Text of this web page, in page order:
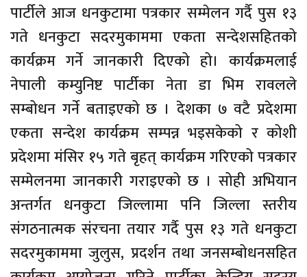
पार्टीले आज धनकुटामा पत्रकार सम्मेलन गर्दै पुस १३
गते धनकुटा सदरमुकाममा एकता सन्देशसहितको
कार्यक्रम गर्ने जानकारी दिएको हो। कार्यक्रमलाई
नेपाली कम्युनिष्ट पार्टीका नेता डा भिम रावलले
सम्बोधन गर्ने बताइएको छ । देशका ७ वटै प्रदेशमा
एकता सन्देश कार्यक्रम सम्पन्न भइसकेको र कोशी
प्रदेशमा मंसिर १५ गते बृहत् कार्यक्रम गरिएको पत्रकार
सम्मेलनमा जानकारी गराइएको छ । सोही अभियान
अन्तर्गत धनकुटा जिल्लामा पनि जिल्ला स्तरीय
संगठनात्मक संरचना तयार गर्दै पुस १३ गते धनकुटा
सदरमुकाममा जुलुस, प्रदर्शन तथा जनसम्बोधनसहित